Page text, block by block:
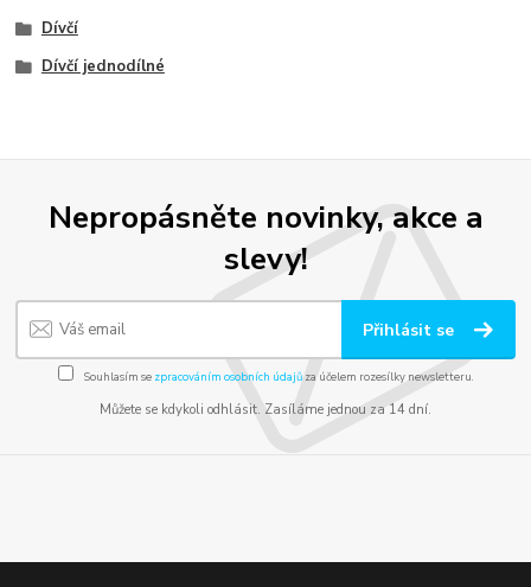
Dívčí
Dívčí jednodílné
Nepropásněte novinky, akce a
slevy!
Přihlásit se
Souhlasím se zpracováním osobních údajůza účelem rozesílky newsletteru.
Můžete se kdykoli odhlásit. Zasíláme jednou za 14 dní.